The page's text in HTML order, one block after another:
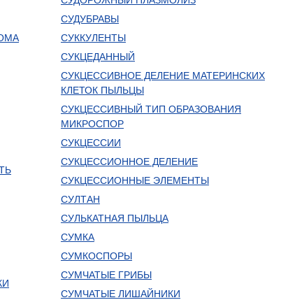
СУДУБРАВЫ
СУККУЛЕНТЫ
СУКЦЕДАННЫЙ
СУКЦЕССИВНОЕ ДЕЛЕНИЕ МАТЕРИНСКИХ
КЛЕТОК ПЫЛЬЦЫ
СУКЦЕССИВНЫЙ ТИП ОБРАЗОВАНИЯ
МИКРОСПОР
СУКЦЕССИИ
СУКЦЕССИОННОЕ ДЕЛЕНИЕ
СУКЦЕССИОННЫЕ ЭЛЕМЕНТЫ
СУЛТАН
СУЛЬКАТНАЯ ПЫЛЬЦА
СУМКА
СУМКОСПОРЫ
СУМЧАТЫЕ ГРИБЫ
СУМЧАТЫЕ ЛИШАЙНИКИ